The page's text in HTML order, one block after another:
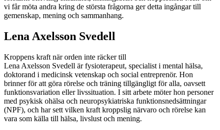
vi får möta andra kring de största frågorna ger detta ingångar till
gemenskap, mening och sammanhang.
Lena Axelsson Svedell
Kroppens kraft när orden inte räcker till
Lena Axelsson Svedell är fysioterapeut, specialist i mental hälsa,
doktorand i medicinsk vetenskap och social entreprenör. Hon
brinner för att göra rörelse och träning tillgängligt för alla, oavsett
funktionsvariation eller livssituation. I sitt arbete möter hon personer
med psykisk ohälsa och neuropsykiatriska funktionsnedsättningar
(NPF), och har sett vilken kraft kroppslig närvaro och rörelse kan
vara som källa till hälsa, livslust och mening.